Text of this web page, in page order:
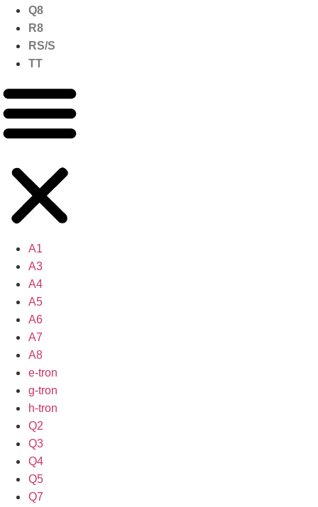
Q8
R8
RS/S
TT
A1
A3
A4
A5
A6
A7
A8
e-tron
g-tron
h-tron
Q2
Q3
Q4
Q5
Q7